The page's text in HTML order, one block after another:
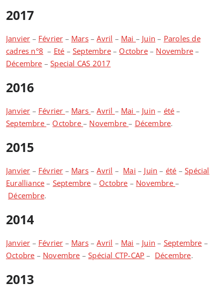
2017
Janvier – Février – Mars–Avril – Mai – Juin – Paroles de
cadres n°8 – Eté –Septembre– Octobre– Novembre –
Décembre –Special CAS 2017
2016
Janvier – Février – Mars–Avril – Mai – Juin – été –
Septembre – Octobre– Novembre– Décembre.
2015
Janvier – Février – Mars–Avril – Mai – Juin – été –Spécial
Euralliance – Septembre – Octobre – Novembre–
Décembre.
2014
Janvier – Février – Mars–Avril – Mai – Juin – Septembre –
Octobre – Novembre –Spécial CTP-CAP – Décembre.
2013